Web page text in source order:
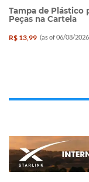
Tampa de Plástico
Peças na Cartela
R$ 13,99 (as of 06/08/